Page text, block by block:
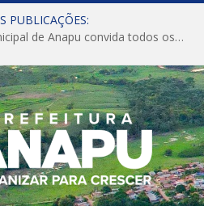
PUBLICAÇÕES:
CONVITE A Prefeitura Municipal de Anapu convida todos os servidores públicos municipais para participarem da Audiência Pública de discussão da Lei de Diretrizes Orçamentárias (LDO), importante instrumento de planejamento das ações e investimentos da Administração Pública para o próximo exercício financeiro.